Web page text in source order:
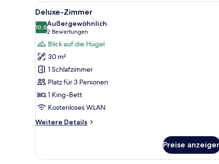
Alle
Fotos
für
Deluxe-
Zimmer
anzeigen
Ein Hotelzimmer mit einem
4
Deluxe-Zimmer
10,010,0 von 10
Außergewöhnlich
2 Bewertungen
(2
Bewertungen)
Blick auf die Hügel
30 m²
1 Schlafzimmer
Platz für 3 Personen
1 King-Bett
Kostenloses WLAN
Weitere Details
Weitere
Zimmer
Preise